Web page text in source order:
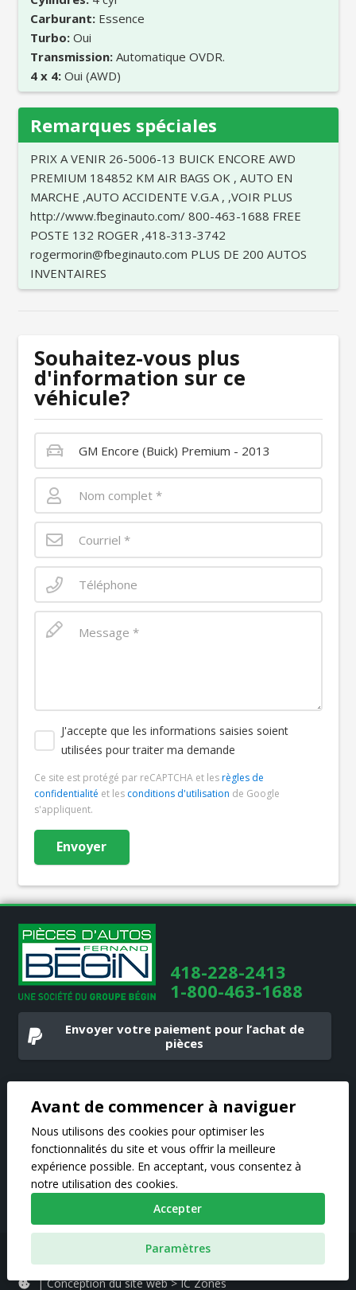
Carburant: Essence
Turbo: Oui
Transmission: Automatique OVDR.
4 x 4: Oui (AWD)
Remarques spéciales
PRIX A VENIR 26-5006-13 BUICK ENCORE AWD
PREMIUM 184852 KM AIR BAGS OK , AUTO EN
MARCHE ,AUTO ACCIDENTE V.G.A , ,VOIR PLUS
http://www.fbeginauto.com/ 800-463-1688 FREE
POSTE 132 ROGER ,418-313-3742
rogermorin@fbeginauto.com PLUS DE 200 AUTOS
INVENTAIRES
Souhaitez-vous plus
d'information sur ce
véhicule?
J'accepte que les informations saisies soient
utilisées pour traiter ma demande
Ce site est protégé par reCAPTCHA et lesrègles de
confidentialité et les conditions d'utilisation de Google
s'appliquent.
418-228-2413
1-800-463-1688
Envoyer votre paiement pour l’achat de
pièces
Heures d’ouverture
Lundi au vendredi : 8h à 12h – 13h à 17h
Vendredi :
8h à 12h – 13h à 16h
Fin de semaine :
FERMÉ
Pièces d’autos Fernand Bégin 2020 © Tous droits réservés
Politique de confidentialité
|Conception du site web > IC Zones
Avant de commencer à naviguer
Nous utilisons des cookies pour optimiser les
fonctionnalités du site et vous offrir la meilleure
expérience possible. En acceptant, vous consentez à
notre utilisation des cookies.
Accepter
Paramètres